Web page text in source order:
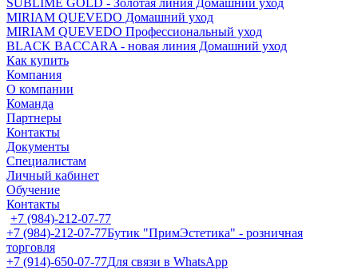
SUBLIME GOLD - Золотая линия Домашний уход
MIRIAM QUEVEDO Домашний уход
MIRIAM QUEVEDO Профессиональный уход
BLACK BACCARA - новая линия Домашний уход
Как купить
Компания
О компании
Команда
Партнеры
Контакты
Документы
Специалистам
Личный кабинет
Обучение
Контакты
+7 (984)-212-07-77
+7 (984)-212-07-77Бутик "ПримЭстетика" - розничная
торговля
+7 (914)-650-07-77Для связи в WhatsApp